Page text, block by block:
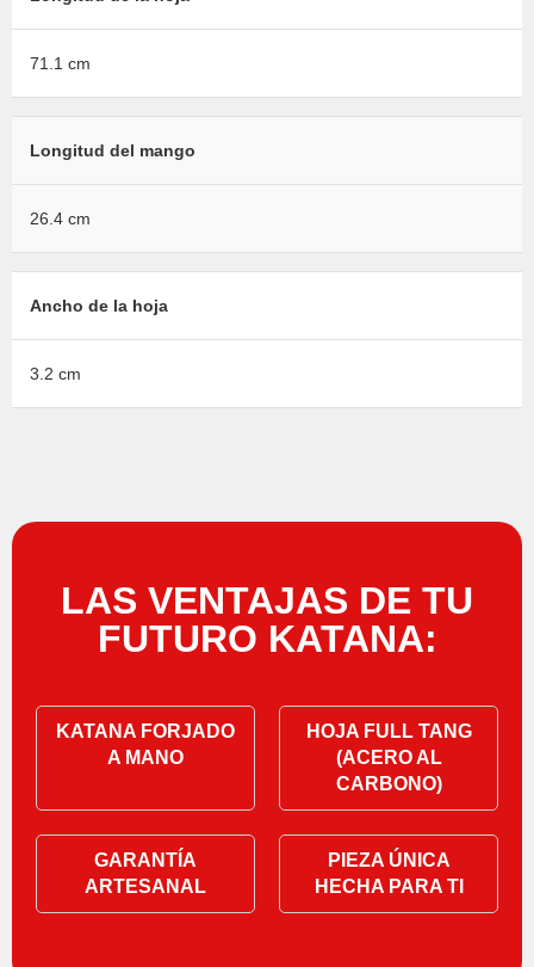
71.1 cm
Longitud del mango
26.4 cm
Ancho de la hoja
3.2 cm
LAS VENTAJAS DE TU
FUTURO KATANA:
KATANA FORJADO
A MANO
HOJA FULL TANG
(ACERO AL
CARBONO)
GARANTÍA
ARTESANAL
PIEZA ÚNICA
HECHA PARA TI